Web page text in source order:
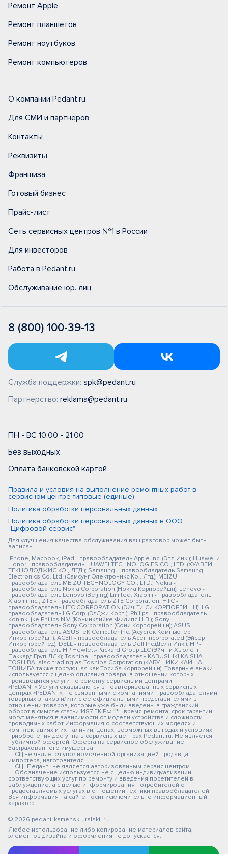
Ремонт Apple
Ремонт планшетов
Ремонт ноутбуков
Ремонт компьютеров
О компании Pedant.ru
Для СМИ и партнеров
Контакты
Реквизиты
Франшиза
Готовый бизнес
Прайс-лист
Сеть сервисных центров №1 в России
Для инвесторов
Работа в Pedant.ru
Обслуживание юр. лиц
8 (800) 100-39-13
Служба поддержки: spk@pedant.ru
Партнерство: reklama@pedant.ru
ПН - ВС 10:00 - 21:00
Без выходных
Оплата банковской картой
Правила и условия на выполнение ремонтных работ в
сервисном центре типовые (единые)
Политика обработки персональных данных
Политика обработки персональных данных в ООО
"Цифровой сервис"
Для улучшения качества обслуживания ваш разговор может быть
записан
iPhone, Macbook, iPad - правообладатель Apple Inc. (Эпл Инк.); Huawei и
Honor - правообладатель HUAWEI TECHNOLOGIES CO., LTD. (ХУАВЕЙ
ТЕКНОЛОДЖИС КО., ЛТД.); Samsung – правообладатель Samsung
Electronics Co. Ltd. (Самсунг Электроникс Ко., Лтд.); MEIZU -
правообладатель MEIZU TECHNOLOGY CO., LTD.; Nokia -
правообладатель Nokia Corporation (Нокиа Корпорейшн); Lenovo -
правообладатель Lenovo (Beijing) Limited; Xiaomi - правообладатель
Xiaomi Inc.; ZTE - правообладатель ZTE Corporation; HTC -
правообладатель HTC CORPORATION (Эйч-Ти-Си КОРПОРЕЙШН); LG -
правообладатель LG Corp. (ЭлДжи Корп.); Philips - правообладатель
Koninklijke Philips N.V. (Конинклийке Филипс Н.В.); Sony -
правообладатель Sony Corporation (Сони Корпорейшн); ASUS -
правообладатель ASUSTeK Computer Inc. (Асустек Компьютер
Инкорпорейшн); ACER - правообладатель Acer Incorporated (Эйсер
Инкорпорейтед); DELL - правообладатель Dell Inc.(Делл Инк.); HP -
правообладатель HP Hewlett-Packard Group LLC (ЭйчПи Хьюлетт
Паккард Груп ЛЛК); Toshiba - правообладатель KABUSHIKI KAISHA
TOSHIBA, also trading as Toshiba Corporation (КАБУШИКИ КАЙША
ТОШИБА также торгующая как Тосиба Корпорейшн). Товарные знаки
используется с целью описания товара, в отношении которых
производятся услуги по ремонту сервисными центрами
«PEDANT».Услуги оказываются в неавторизованных сервисных
центрах «PEDANT», не связанными с компаниями Правообладателями
товарных знаков и/или с ее официальными представителями в
отношении товаров, которые уже были введены в гражданский
оборот в смысле статьи 1487 ГК РФ ** - время ремонта, срок гарантии
могут меняться в зависимости от модели устройства и сложности
проводимых работ Информация о соответствующих моделях и
комплектациях и их наличии, ценах, возможных выгодах и условиях
приобретения доступна в сервисных центрах Pedant.ru. Не является
публичной офертой. Оферта на сервисное обслуживание
Застрахованного имущества
— СЦ не является уполномоченной организацией продавца,
импортера, изготовителя.
— СЦ "Педант" не является авторизованным сервис центром.
— Обозначение используется не с целью индивидуализации
соответствующих услуг по ремонту и введения посетителей в
заблуждение, а с целью информирования потребителей о
предоставляемых услугах в отношении техники правообладателей.
Вся информация на сайте носит исключительно информационный
характер.
© 2026 pedant-kamensk-uralskij.ru
Любое использование либо копирование материалов сайта,
элементов дизайна и оформления не допускается.